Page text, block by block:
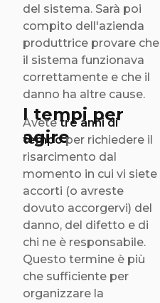
del sistema. Sarà poi
compito dell'azienda
produttrice provare che
il sistema funzionava
correttamente e che il
danno ha altre cause.
I tempi per
agire
Avete tre anni di
tempoper richiedere il
risarcimento dal
momento in cui vi siete
accorti (o avreste
dovuto accorgervi) del
danno, del difetto e di
chi ne è responsabile.
Questo termine è più
che sufficiente per
organizzare la